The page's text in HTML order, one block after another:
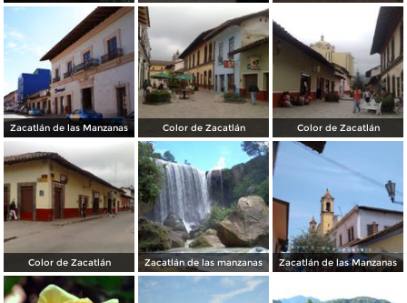
Zacatlán de las Manzanas Color de Zacatlán Color de Zacatlán
Color de Zacatlán Zacatlán de las manzanas Zacatlán de las Manzanas